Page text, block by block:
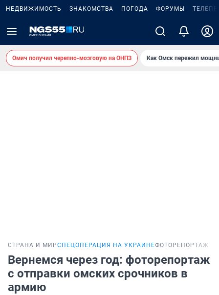
НЕДВИЖИМОСТЬ ЗНАКОМСТВА ПОГОДА ФОРУМЫ
Омич получил черепно-мозговую на ОНПЗ Как Омск пережил
СТРАНА И МИРСПЕЦОПЕРАЦИЯ НА УКРАИНЕФОТОРЕПОРТАЖ
Вернемся через год: фоторепортаж
с отправки омских срочников в
армию